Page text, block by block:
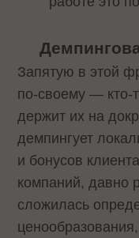
Запятую в этой
по-своему — кто-
держит их на
демпингует
и бонусов
компаний, давно
сложилась